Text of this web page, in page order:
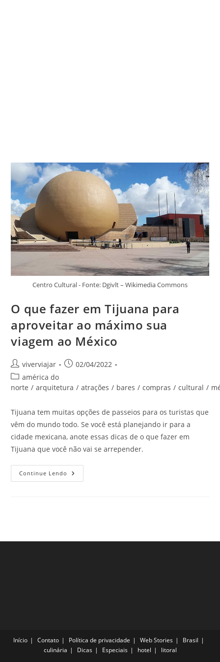
Centro Cultural - Fonte: Dgivlt – Wikimedia Commons
O que fazer em Tijuana para
aproveitar ao máximo sua
viagem ao México
Autor
do
post:
viverviajar
Post02/04/2022
Categoria
do
américa do
norte / arquitetura / atrações / bares / compras / cultural /
Tijuana tem muitas opções de passeios para os turistas que
vêm do mundo todo. Se você está planejando ir para a
cidade mexicana, anote essas dicas de o que fazer em
Tijuana que você não vai se arrepender.
Continue Lendo O
Que
Viagem
Início Contato Política de privacidade Web Stories
Brasil
culinária
Dicas Especiais hotel litoral